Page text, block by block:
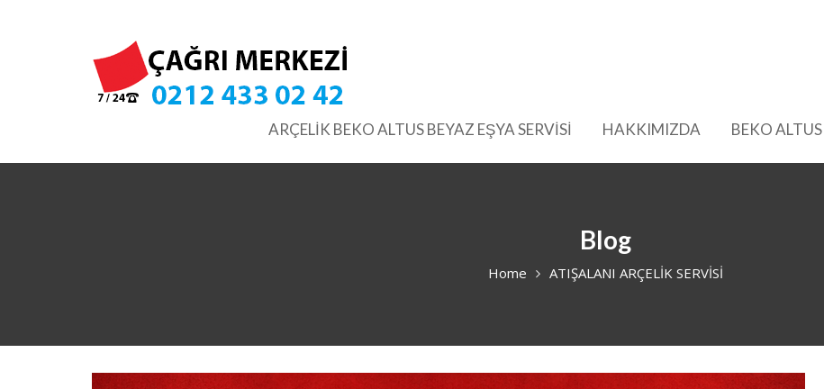
ARÇELİK BEKO ALTUS BEYAZ EŞYA SERVİSİ HAKKIMIZDA BEKO ALTUS
Blog
Home ATIŞALANI ARÇELİK SERVİSİ